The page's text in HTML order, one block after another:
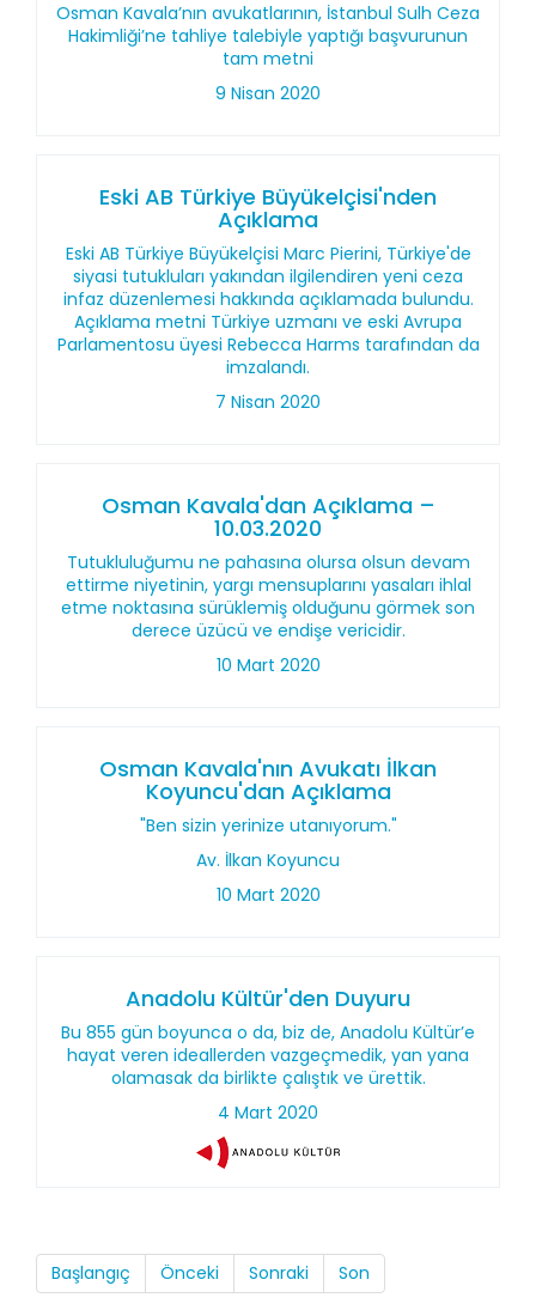
Osman Kavala’nın avukatlarının, İstanbul Sulh Ceza
Hakimliği’ne tahliye talebiyle yaptığı başvurunun
tam metni
9 Nisan 2020
Eski AB Türkiye Büyükelçisi'nden
Açıklama
Eski AB Türkiye Büyükelçisi Marc Pierini, Türkiye'de
siyasi tutukluları yakından ilgilendiren yeni ceza
infaz düzenlemesi hakkında açıklamada bulundu.
Açıklama metni Türkiye uzmanı ve eski Avrupa
Parlamentosu üyesi Rebecca Harms tarafından da
imzalandı.
7 Nisan 2020
Osman Kavala'dan Açıklama –
10.03.2020
Tutukluluğumu ne pahasına olursa olsun devam
ettirme niyetinin, yargı mensuplarını yasaları ihlal
etme noktasına sürüklemiş olduğunu görmek son
derece üzücü ve endişe vericidir.
10 Mart 2020
Osman Kavala'nın Avukatı İlkan
Koyuncu'dan Açıklama
"Ben sizin yerinize utanıyorum."
Av. İlkan Koyuncu
10 Mart 2020
Anadolu Kültür'den Duyuru
Bu 855 gün boyunca o da, biz de, Anadolu Kültür’e
hayat veren ideallerden vazgeçmedik, yan yana
olamasak da birlikte çalıştık ve ürettik.
4 Mart 2020
Başlangıç Önceki Sonraki Son